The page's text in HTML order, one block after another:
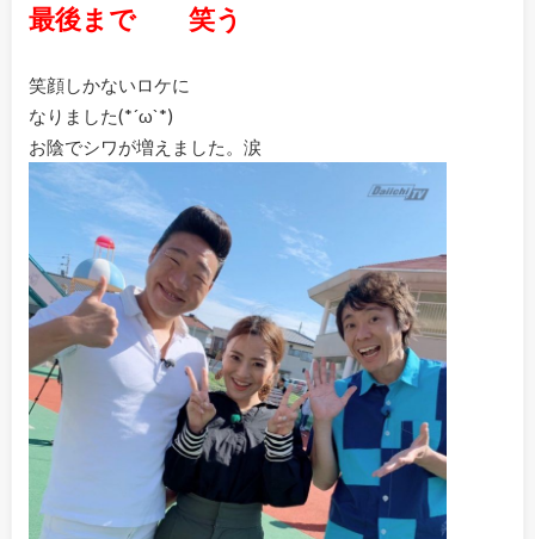
最後まで 笑う
笑顔しかないロケに
なりました(*´ω`*)
お陰でシワが増えました。涙